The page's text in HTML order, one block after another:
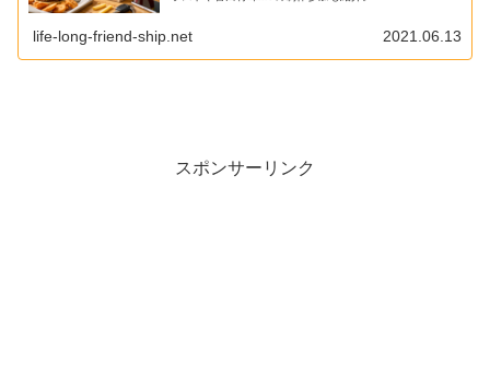
life-long-friend-ship.net 2021.06.13
スポンサーリンク